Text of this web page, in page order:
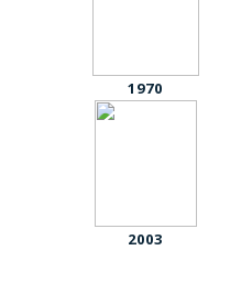
1970
2003